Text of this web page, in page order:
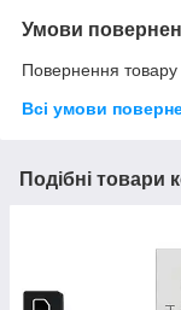
Умови
Повернення
Всі умови
Подібні товари